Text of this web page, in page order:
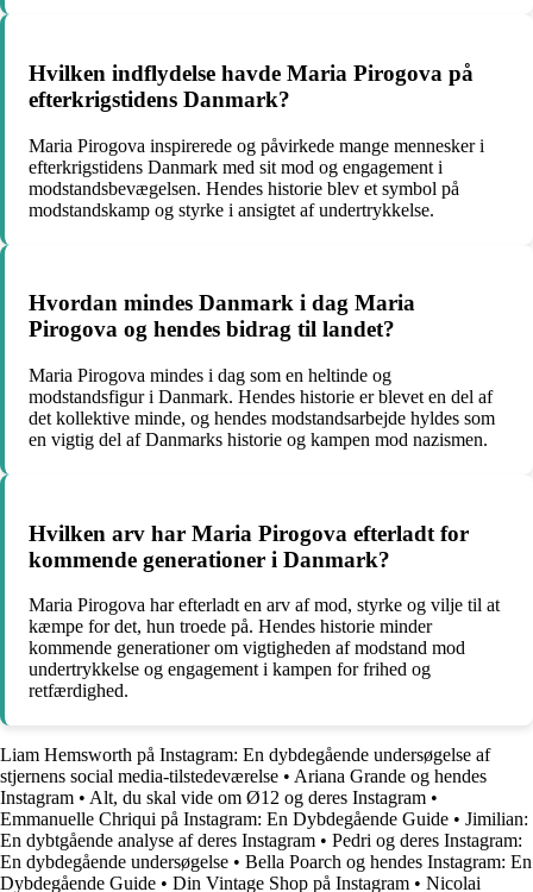
Hvilken indflydelse havde Maria Pirogova på
efterkrigstidens Danmark?
Maria Pirogova inspirerede og påvirkede mange mennesker i
efterkrigstidens Danmark med sit mod og engagement i
modstandsbevægelsen. Hendes historie blev et symbol på
modstandskamp og styrke i ansigtet af undertrykkelse.
Hvordan mindes Danmark i dag Maria
Pirogova og hendes bidrag til landet?
Maria Pirogova mindes i dag som en heltinde og
modstandsfigur i Danmark. Hendes historie er blevet en del af
det kollektive minde, og hendes modstandsarbejde hyldes som
en vigtig del af Danmarks historie og kampen mod nazismen.
Hvilken arv har Maria Pirogova efterladt for
kommende generationer i Danmark?
Maria Pirogova har efterladt en arv af mod, styrke og vilje til at
kæmpe for det, hun troede på. Hendes historie minder
kommende generationer om vigtigheden af modstand mod
undertrykkelse og engagement i kampen for frihed og
retfærdighed.
Liam Hemsworth på Instagram: En dybdegående undersøgelse af
stjernens social media-tilstedeværelse • Ariana Grande og hendes
Instagram • Alt, du skal vide om Ø12 og deres Instagram •
Emmanuelle Chriqui på Instagram: En Dybdegående Guide • Jimilian:
En dybtgående analyse af deres Instagram • Pedri og deres Instagram:
En dybdegående undersøgelse • Bella Poarch og hendes Instagram: En
Dybdegående Guide • Din Vintage Shop på Instagram • Nicolai